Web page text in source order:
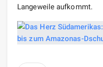
Langeweile aufkommt.